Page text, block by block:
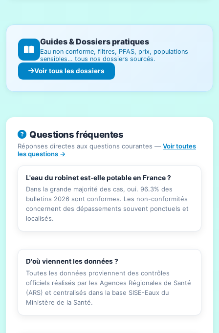
Guides & Dossiers pratiques
Eau non conforme, filtres, PFAS, prix, populations
sensibles… tous nos dossiers sourcés.
Voir tous les dossiers
Questions fréquentes
Réponses directes aux questions courantes — Voir toutes
les questions →
L'eau du robinet est-elle potable en France ?
Dans la grande majorité des cas, oui. 96.3% des
bulletins 2026 sont conformes. Les non-conformités
concernent des dépassements souvent ponctuels et
localisés.
D'où viennent les données ?
Toutes les données proviennent des contrôles
officiels réalisés par les Agences Régionales de Santé
(ARS) et centralisés dans la base SISE-Eaux du
Ministère de la Santé.